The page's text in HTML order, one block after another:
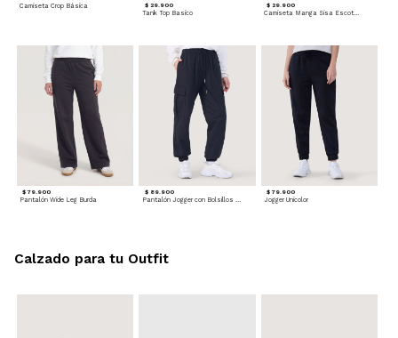
Camiseta Crop Básica $ 29.900
Tank Top Basico
$ 29.900
Camiseta Manga Sisa Escotada
$ 79.900
Pantalón Wide Leg Burda
$ 89.900 $ 79.900
Jogger Unicolor
Calzado para tu Outfit